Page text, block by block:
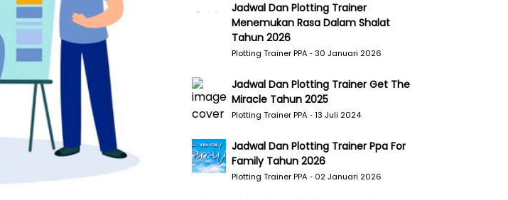
Jadwal Dan Plotting Trainer
Menemukan Rasa Dalam Shalat
Tahun 2026
Plotting Trainer PPA ‐ 30 Januari 2026
Jadwal Dan Plotting Trainer Get The
Miracle Tahun 2025
Plotting Trainer PPA ‐ 13 Juli 2024
Jadwal Dan Plotting Trainer Ppa For
Family Tahun 2026
Plotting Trainer PPA ‐ 02 Januari 2026